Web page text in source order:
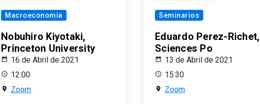
Macroeconomía
Nobuhiro Kiyotaki,
Princeton University
16 de Abril de 2021
12:00
Zoom
Seminarios
Eduardo Perez-Richet,
Sciences Po
13 de Abril de 2021
15:30
Zoom